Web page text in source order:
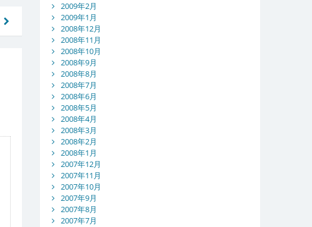
2009年2月
2009年1月
2008年12月
2008年11月
2008年10月
2008年9月
2008年8月
2008年7月
2008年6月
2008年5月
2008年4月
2008年3月
2008年2月
2008年1月
2007年12月
2007年11月
2007年10月
2007年9月
2007年8月
2007年7月